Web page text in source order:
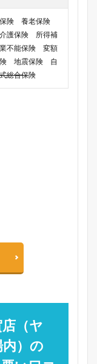
険 養老保険
護保険 所得補
不能保険 変額
地震保険 自
総合保険
（ヤ
）の